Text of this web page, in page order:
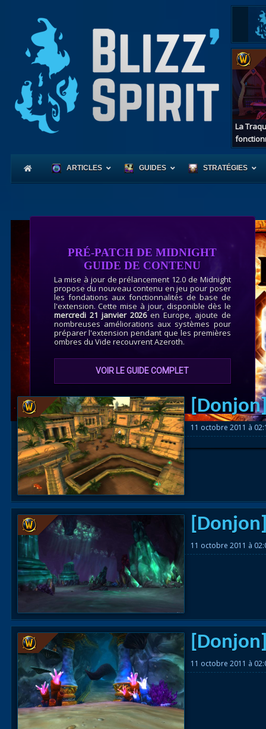
La
ARTICLES GUIDES
Coeur
Races
alliées
des îles
le vol
STRATÉGIES
PRÉ-PATCH DE MIDNIGHT
GUIDE DE CONTENU
La mise à jour de prélancement 12.0 de Midnight
propose du nouveau contenu en jeu pour poser
les fondations aux fonctionnalités de base de
l'extension. Cette mise à jour, disponible dès le
mercredi 21 janvier 2026en Europe, ajoute de
nombreuses améliorations aux systèmes pour
préparer l'extension pendant que les premières
ombres du Vide recouvrent Azeroth.
VOIR LE GUIDE COMPLET
11 octobre 2011 à
11 octobre 2011 à
11 octobre 2011 à